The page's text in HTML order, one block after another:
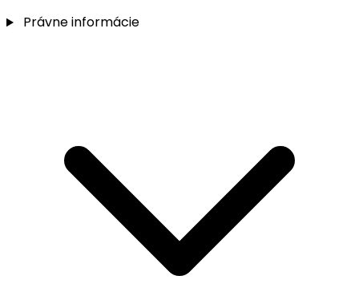
Právne informácie